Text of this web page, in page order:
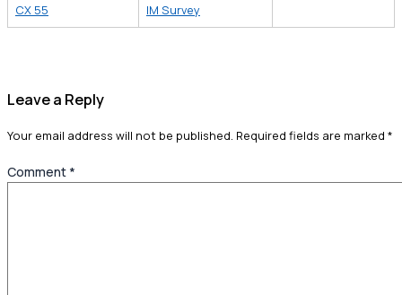
CX 55
IM Survey
Leave a Reply
Your email address will not be published. Required fields are marked *
Comment *